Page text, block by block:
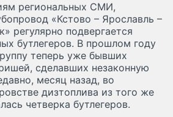
региональных СМИ,
«Кстово – Ярославль –
регулярно подвергается
бутлегеров. В прошлом году
теперь уже бывших
сделавших незаконную
месяц назад, во
дизтоплива из того же
четверка бутлегеров.